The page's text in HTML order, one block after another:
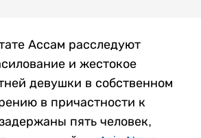
Ассам расследуют
и жестокое
девушки в собственном
в причастности к
пять человек,